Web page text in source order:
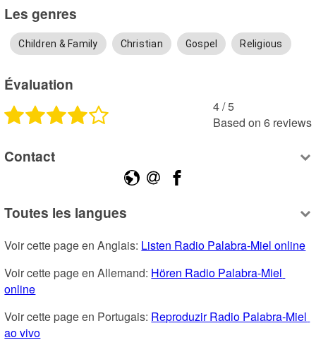
Les genres
Children & Family Christian Gospel Religious
Évaluation
4 /5
Based on 6 reviews
Contact
Toutes les langues
Voir cette page en Anglais: Listen Radio Palabra-Miel online
Voir cette page en Allemand: Hören Radio Palabra-Miel
online
Voir cette page en Portugais: Reproduzir Radio Palabra-Miel
ao vivo